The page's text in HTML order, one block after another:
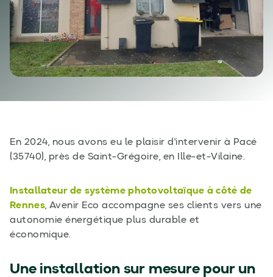
En 2024, nous avons eu le plaisir d'intervenir à Pacé
(35740), près de Saint-Grégoire, en Ille-et-Vilaine.
Installateur de système photovoltaïque à côté de
Rennes, Avenir Eco accompagne ses clients vers une
autonomie énergétique plus durable et
économique.
Une installation sur mesure pour un